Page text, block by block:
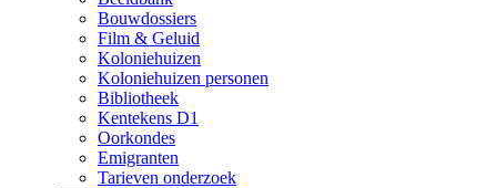
Bouwdossiers
Film & Geluid
Koloniehuizen
Koloniehuizen personen
Bibliotheek
Kentekens D1
Oorkondes
Emigranten
Tarieven onderzoek